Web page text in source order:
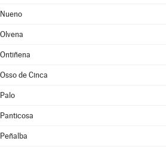
Nueno
Olvena
Ontiñena
Osso de Cinca
Palo
Panticosa
Peñalba